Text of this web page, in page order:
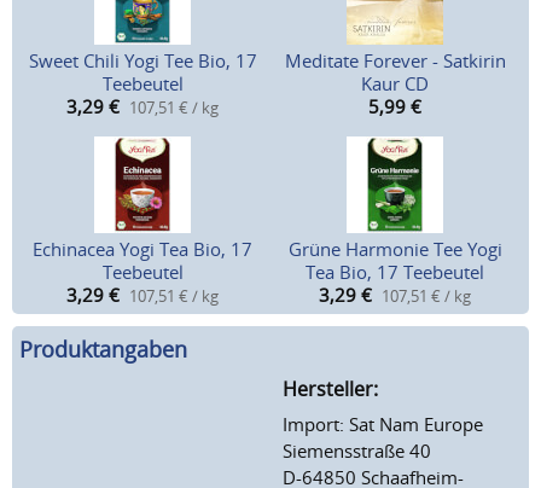
Sweet Chili Yogi Tee Bio, 17
Teebeutel
3,29 € 107,51 € / kg
Meditate Forever - Satkirin
Kaur CD
5,99 €
Echinacea Yogi Tea Bio, 17
Teebeutel
3,29 € 107,51 € / kg
Grüne Harmonie Tee Yogi
Tea Bio, 17 Teebeutel
3,29 € 107,51 € / kg
Produktangaben
Hersteller:
Import: Sat Nam Europe
Siemensstraße 40
D-64850 Schaafheim-